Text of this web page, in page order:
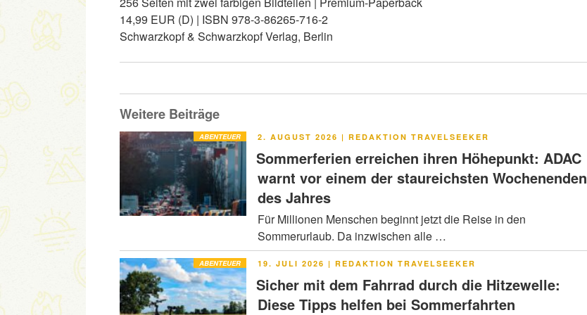
14,99 EUR (D) | ISBN 978-3-86265-716-2
Schwarzkopf & Schwarzkopf Verlag, Berlin
Weitere Beiträge
ABENTEUER
VERÖFFENTLICHT
2. AUGUST 2026 | REDAKTION TRAVELSEEKER
Sommerferien erreichen ihren Höhepunkt: ADAC
warnt vor einem der staureichsten Wochenenden
des Jahres
Für Millionen Menschen beginnt jetzt die Reise in den
Sommerurlaub. Da inzwischen alle …
ABENTEUER
VERÖFFENTLICHT
19. JULI 2026 | REDAKTION TRAVELSEEKER
Sicher mit dem Fahrrad durch die Hitzewelle:
Diese Tipps helfen bei Sommerfahrten